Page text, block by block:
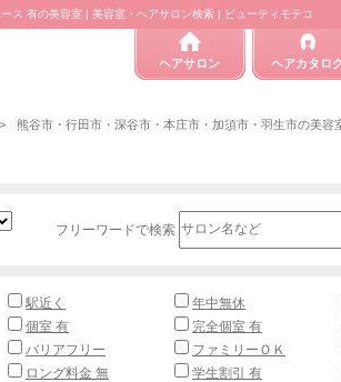
ス 有の美容室 | 美容室・ヘアサロン検索 | ビューティモテコ
ヘアサロン ヘアカタロ
> 熊谷市・行田市・深谷市・本庄市・加須市・羽生市の美容
フリーワードで検索
駅近く 年中無休
個室 有 完全個室 有
バリアフリー ファミリーＯＫ
ロング料金 無 学生割引 有